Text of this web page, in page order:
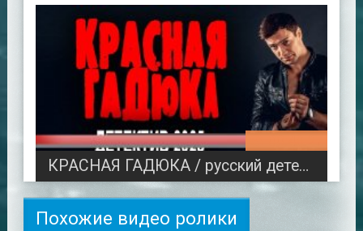
КРАСНАЯ ГАДЮКА / русский детектив (2025)
Похожие видео ролики